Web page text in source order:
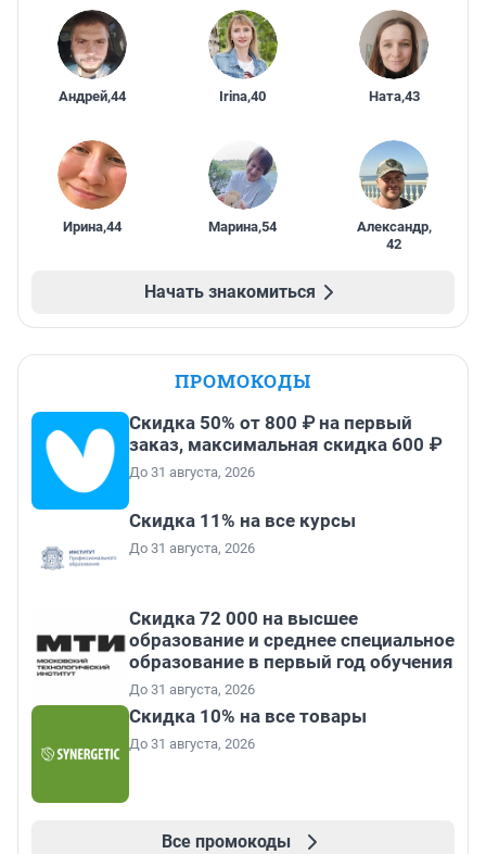
Андрей,44 Irina,40 Ната,43
Ирина,44 Марина,54 Александр,
42
Начать знакомиться
ПРОМОКОДЫ
Скидка 50% от 800 ₽ на первый
заказ, максимальная скидка 600 ₽
До 31 августа, 2026
Скидка 11% на все курсы
До 31 августа, 2026
Скидка 72 000 на высшее
образование и среднее специальное
образование в первый год обучения
До 31 августа, 2026
Скидка 10% на все товары
До 31 августа, 2026
Все промокоды